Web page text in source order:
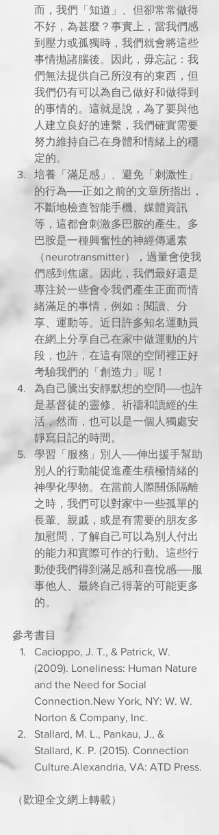
而，我們「知道」、但卻常常做得
不好，為甚麼？事實上，當我們感
到壓力或孤獨時，我們就會將這些
事情拋諸腦後。因此，毋忘記：我
們無法提供自己所沒有的東西，但
我們仍有可以為自己做好和做得到
的事情的。這就是說，為了要與他
人建立良好的連繫，我們確實需要
努力維持自己在身體和情緒上的穩
定的。
培養「滿足感」、避免「刺激性」
的行為──正如之前的文章所指出，
不斷地檢查智能手機、媒體資訊
等，這都會刺激多巴胺的產生。多
巴胺是一種興奮性的神經傳遞素
（neurotransmitter），過量會使我
們感到焦慮。因此，我們最好還是
專注於一些會令我們產生正面而情
緒滿足的事情，例如：閱讀、分
享、運動等。近日許多知名運動員
在網上分享自己在家中做運動的片
段，也許，在這有限的空間裡正好
考驗我們的「創造力」呢！
為自己騰出安靜默想的空間──也許
是基督徒的靈修、祈禱和讀經的生
活，然而，也可以是一個人獨處安
靜寫日記的時間。
學習「服務」別人──伸出援手幫助
別人的行動能促進產生積極情緒的
神學化學物。在當前人際關係隔離
之時，我們可以對家中一些孤單的
長輩、親戚，或是有需要的朋友多
加慰問，了解自己可以為別人付出
的能力和實際可作的行動。這些行
動使我們得到滿足感和喜悅感──服
事他人、最終自己得著的可能更多
的。
參考書目
Cacioppo, J. T., & Patrick, W.
(2009). Loneliness: Human Nature
and the Need for Social
Connection.New York, NY: W. W.
Norton & Company, Inc.
Stallard, M. L., Pankau, J., &
Stallard, K. P. (2015). Connection
Culture.Alexandria, VA: ATD Press.
（歡迎全文網上轉載）